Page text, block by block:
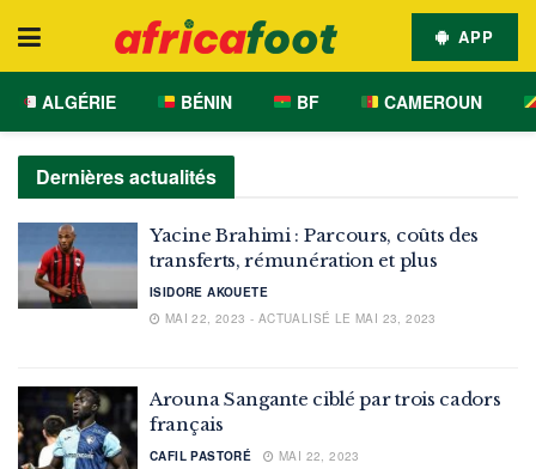
APP
ALGÉRIE BÉNIN BF CAMEROUN
Dernières actualités
Yacine Brahimi : Parcours, coûts des
transferts, rémunération et plus
ISIDORE AKOUETE
MAI 22, 2023 - ACTUALISÉ LE MAI 23, 2023
Arouna Sangante ciblé par trois cadors
français
CAFIL PASTORÉ MAI 22, 2023